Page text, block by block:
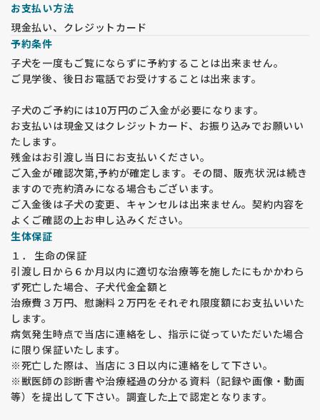
大型飼養経験のない方は、子犬購入前に犬舎及び成犬見学をお
勧めいたします。
大型犬は、小中型犬と飼養環境やご用意する用品等が異なりま
す。
生活環境によっては、子犬を受け入れてから飼養が難しい環境
う場合も少なくありません。
★★★ 遺伝疾患・疾病予防への取り組み★★★
福田ブリーダーは両親から受け継ぐマイナス要因は出来る限り
少なくする取り組みを10年以上行ってきています。
子犬と飼育してくださる飼い主様の不安や負担をできる限り少
なくできるよう、努力しています。
【股関節形成不全】
福田ブリーダーでは両親犬の股関節の状態をＪＡＨＤという検
査機関で検査を受けています。両親を調べ始めて10年経ちます
が、非常に良好な結果が出ており、ケンネルで残した子に発症
する子犬が激減しています。お客様のご好意で頂く結果もケン
ネルの子よりも良いスコアが出ています。
このことから、少なくとも両親犬を検査している繁殖は安全度
が増す。また、気を付けて育てた子は家庭犬の方が結果がよく
なると言えます。
環境により悪くなる例としては階段での生活、コンクリートで
の運動、登山・マラソン・自転車並走などの長時間の強い運
動、肥満、運動不足などが考えられます。
また、日本の現状は良い状態でない犬が非常に多いことも経験
からわかりました。
お支払い方法
現金払い、クレジットカード
予約条件
子犬を一度もご覧にならずに予約することは出来ません。
ご見学後、後日お電話でお受けすることは出来ます。
子犬のご予約には10万円のご入金が必要になります。
お支払いは現金又はクレジットカード、お振り込みでお願いい
たします。
残金はお引渡し当日にお支払いください。
ご入金が確認次第,予約が確定します。その間、販売状況は続き
ますので売約済みになる場合もございます。
ご入金後は子犬の変更、キャンセルは出来ません。契約内容を
よくご確認の上お申し込みください。
生体保証
１． 生命の保証
引渡し日から６か月以内に適切な治療等を施したにもかかわら
ず死亡した場合、子犬代金全額と
治療費３万円、慰謝料２万円をそれぞれ限度額にお支払いいた
します。
病気発生時点で当店に連絡をし、指示に従っていただいた場合
に限り保証いたします。
※死亡した際は、当店に３日以内に連絡をして下さい。
※獣医師の診断書や治療経過の分かる資料（記録や画像・動画
等）を提出して下さい。調査した上で認定となります。